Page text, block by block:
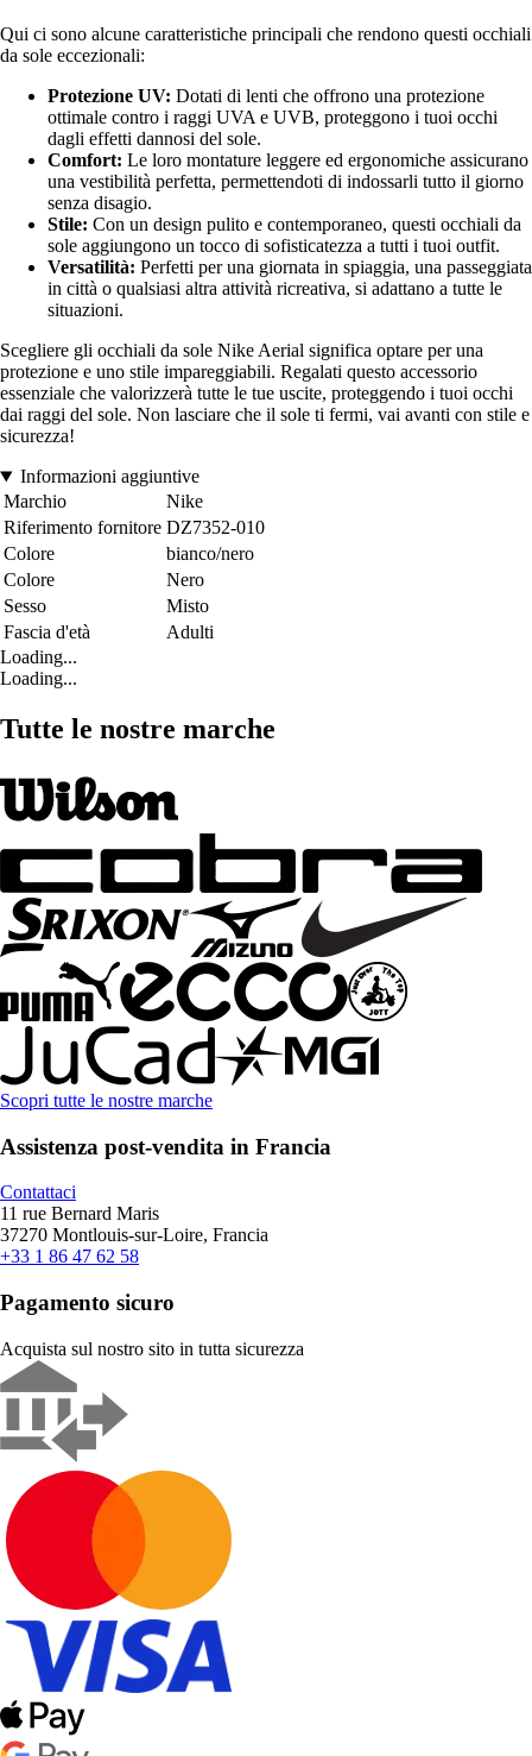
Qui ci sono alcune caratteristiche principali che rendono questi occhiali
da sole eccezionali:
Protezione UV: Dotati di lenti che offrono una protezione
ottimale contro i raggi UVA e UVB, proteggono i tuoi occhi
dagli effetti dannosi del sole.
Comfort: Le loro montature leggere ed ergonomiche assicurano
una vestibilità perfetta, permettendoti di indossarli tutto il giorno
senza disagio.
Stile: Con un design pulito e contemporaneo, questi occhiali da
sole aggiungono un tocco di sofisticatezza a tutti i tuoi outfit.
Versatilità: Perfetti per una giornata in spiaggia, una passeggiata
in città o qualsiasi altra attività ricreativa, si adattano a tutte le
situazioni.
Scegliere gli occhiali da sole Nike Aerial significa optare per una
protezione e uno stile impareggiabili. Regalati questo accessorio
essenziale che valorizzerà tutte le tue uscite, proteggendo i tuoi occhi
dai raggi del sole. Non lasciare che il sole ti fermi, vai avanti con stile e
sicurezza!
Informazioni aggiuntive
Marchio
Nike
Riferimento fornitore DZ7352-010
Colore
bianco/nero
Colore
Nero
Sesso
Misto
Fascia d'età
Adulti
Loading...
Loading...
Tutte le nostre marche
Scopri tutte le nostre marche
Assistenza post-vendita in Francia
Contattaci
11 rue Bernard Maris
37270 Montlouis-sur-Loire, Francia
+33 1 86 47 62 58
Pagamento sicuro
Acquista sul nostro sito in tutta sicurezza